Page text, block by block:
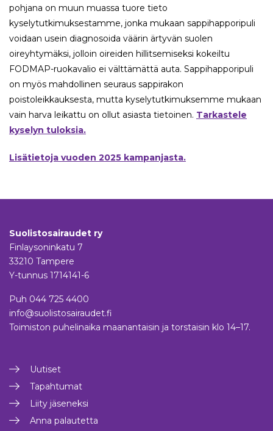
pohjana on muun muassa tuore tieto
kyselytutkimuksestamme, jonka mukaan sappihapporipuli
voidaan usein diagnosoida väärin ärtyvän suolen
oireyhtymäksi, jolloin oireiden hillitsemiseksi kokeiltu
FODMAP-ruokavalio ei välttämättä auta. Sappihapporipuli
on myös mahdollinen seuraus sappirakon
poistoleikkauksesta, mutta kyselytutkimuksemme mukaan
vain harva leikattu on ollut asiasta tietoinen. Tarkastele
kyselyn tuloksia.
Lisätietoja vuoden 2025 kampanjasta.
Suolistosairaudet ry
Finlaysoninkatu 7
33210 Tampere
Y-tunnus 1714141-6
Puh 044 725 4400
info@suolistosairaudet.fi
Toimiston puhelinaika maanantaisin ja torstaisin klo 14–17.
Uutiset
Tapahtumat
Liity jäseneksi
Anna palautetta